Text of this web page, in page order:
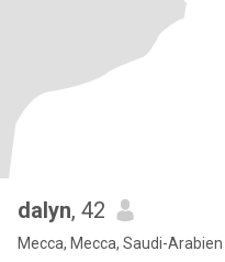
dalyn, 42
Mecca, Mecca, Saudi-Arabien